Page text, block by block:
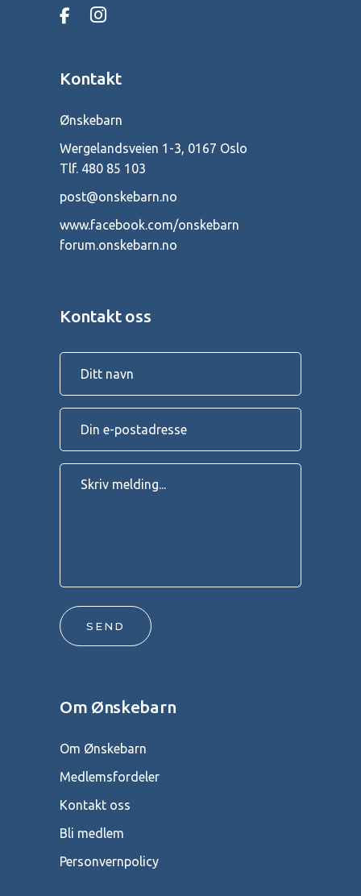
Kontakt
Ønskebarn
Wergelandsveien 1-3, 0167 Oslo
Tlf. 480 85 103
post@onskebarn.no
www.facebook.com/onskebarn
forum.onskebarn.no
Kontakt oss
SEND
Om Ønskebarn
Om Ønskebarn
Medlemsfordeler
Kontakt oss
Bli medlem
Personvernpolicy